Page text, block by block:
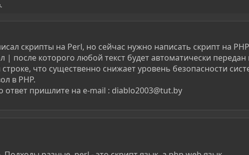
скрипты на Perl, но сейчас нужно написать скрипт на
| после которого любой текст будет автоматически
что существенно снижает уровень безопасности
в PHP.
ответ пришлите на e-mail : diablo2003@tut.by